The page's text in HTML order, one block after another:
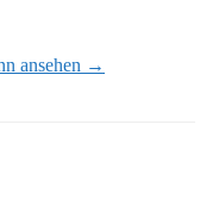
ansehen →